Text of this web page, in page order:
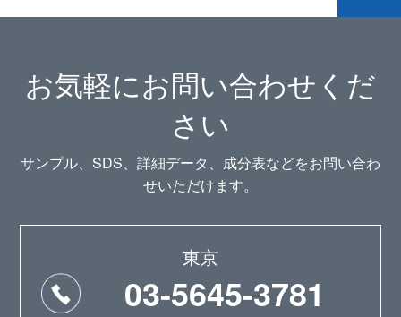
お気軽にお問い合わせくだ
さい
サンプル、SDS、詳細データ、成分表などをお問い合わ
せいただけます。
東京
03-5645-3781